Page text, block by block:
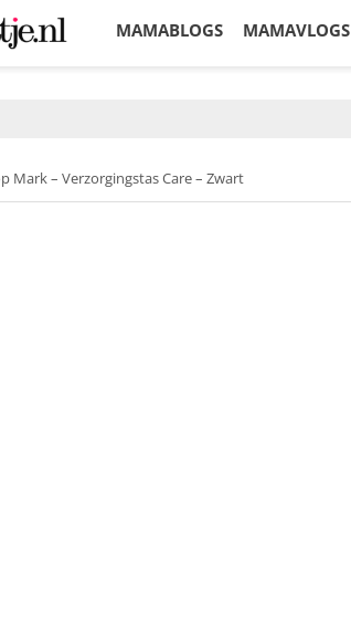
MAMABLOGS MAMAVLOGS
Mark – Verzorgingstas Care – Zwart